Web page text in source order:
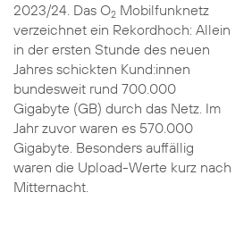
2023/24. Das O2Mobilfunknetz
verzeichnet ein Rekordhoch: Allein
in der ersten Stunde des neuen
Jahres schickten Kund:innen
bundesweit rund 700.000
Gigabyte (GB) durch das Netz. Im
Jahr zuvor waren es 570.000
Gigabyte. Besonders auffällig
waren die Upload-Werte kurz nach
Mitternacht.